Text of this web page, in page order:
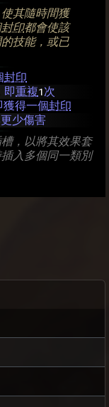
其隨時間獲
封印都會使該
技能，或已
封印
即重複1次
獲得一個封印
少傷害
，以將其效果套
入多個同一類別